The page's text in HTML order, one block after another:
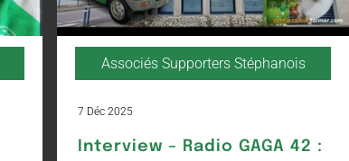
Associés Supporters Stéphanois
7 Déc 2025
Interview – Radio GAGA 42 :